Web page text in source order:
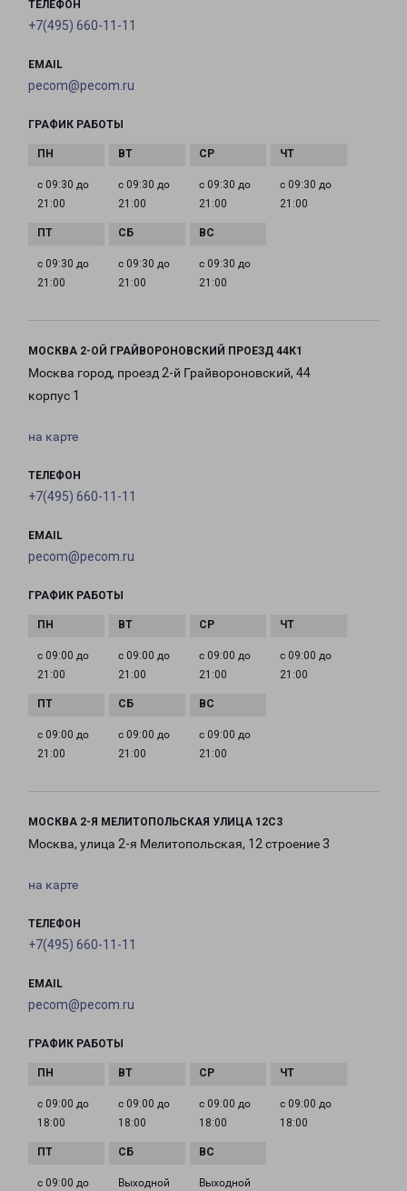
ТЕЛЕФОН
+7(495) 660-11-11
EMAIL
pecom@pecom.ru
ГРАФИК РАБОТЫ
с 09:30 до
21:00
с 09:30 до
21:00
с 09:30 до
21:00
с 09:30 до
21:00
с 09:30 до
21:00
с 09:30 до
21:00
с 09:30 до
21:00
МОСКВА 2-ОЙ ГРАЙВОРОНОВСКИЙ ПРОЕЗД 44К1
Москва город, проезд 2-й Грайвороновский, 44
корпус 1
на карте
ТЕЛЕФОН
+7(495) 660-11-11
EMAIL
pecom@pecom.ru
ГРАФИК РАБОТЫ
с 09:00 до
21:00
с 09:00 до
21:00
с 09:00 до
21:00
с 09:00 до
21:00
с 09:00 до
21:00
с 09:00 до
21:00
с 09:00 до
21:00
МОСКВА 2-Я МЕЛИТОПОЛЬСКАЯ УЛИЦА 12С3
Москва, улица 2-я Мелитопольская, 12 строение 3
на карте
ТЕЛЕФОН
+7(495) 660-11-11
EMAIL
pecom@pecom.ru
ГРАФИК РАБОТЫ
с 09:00 до
18:00
с 09:00 до
18:00
с 09:00 до
18:00
с 09:00 до
18:00
с 09:00 до
Выходной Выходной